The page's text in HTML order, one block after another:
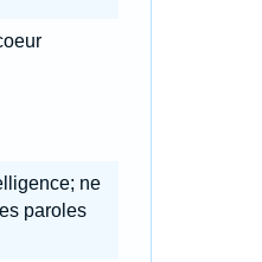
ne
paroles